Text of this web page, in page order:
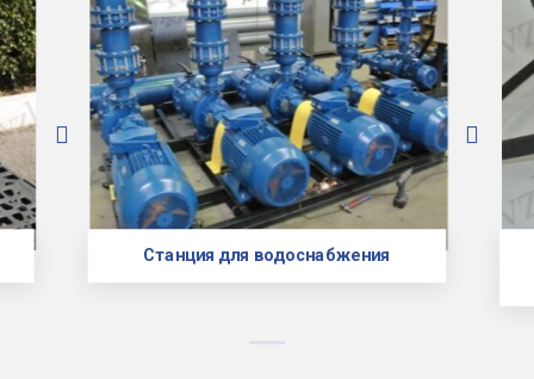
Станция для водоснабжения